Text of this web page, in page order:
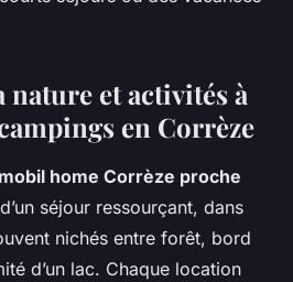
nature et activités à
en Corrèze
home Corrèze proche
séjour ressourçant, dans
nichés entre forêt, bord
d’un lac. Chaque location